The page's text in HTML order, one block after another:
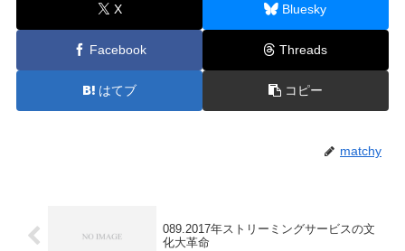
X Bluesky
Facebook Threads
はてブ コピー
matchy
089.2017年ストリーミングサービスの文
化大革命